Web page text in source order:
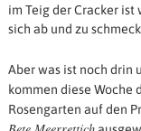
im Teig der Cracker ist
sich ab und zu
Aber was ist noch drin
kommen diese Woche
Rosengarten auf den